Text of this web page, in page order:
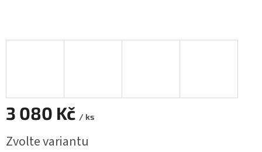
3 080 Kč / ks
cena:
Zvolte variantu